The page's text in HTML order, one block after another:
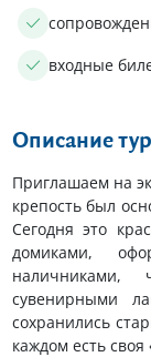
входные
Описание
Приглашаем на
крепость был
Сегодня это
домиками,
наличниками,
сувенирными
сохранились
каждом есть